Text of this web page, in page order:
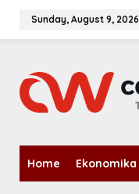
Sunday, August 9, 2026
Home Ekonomika